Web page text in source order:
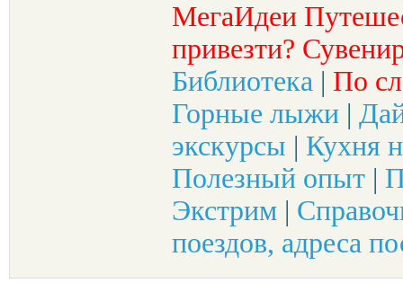
МегаИдеи
привезти?
Библиотека | По
Горные лыжи |
экскурсы | Кухня
Полезный опыт |
Экстрим |
поездов, адреса